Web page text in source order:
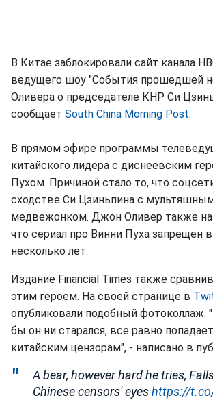
В Китае заблокировали сайт канала
ведущего шоу "События прошедшей
Оливера о председателе КНР Си
сообщает South China Morning Post.
В прямом эфире программы
китайского лидера с диснеевским
Пухом. Причиной стало то, что
сходстве Си Цзиньпина с
медвежонком. Джон Оливер также
что сериал про Винни Пуха запрещен
несколько лет.
Издание Financial Times также
этим героем. На своей странице в
опубликовали подобный фотоколлаж.
бы он ни старался, все равно
китайским цензорам", - написано в
A bear, however hard he tries,
Chinese censors' eyeshttps://